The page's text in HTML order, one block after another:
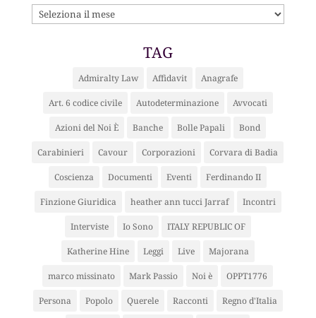
ARCHIVIO
TAG
Admiralty Law Affidavit Anagrafe
Art. 6 codice civile Autodeterminazione Avvocati
Azioni del Noi È Banche Bolle Papali Bond
Carabinieri Cavour Corporazioni Corvara di Badia
Coscienza Documenti Eventi Ferdinando II
Finzione Giuridica heather ann tucci Jarraf Incontri
Interviste Io Sono ITALY REPUBLIC OF
Katherine Hine Leggi Live Majorana
marco missinato Mark Passio Noi è OPPT1776
Persona Popolo Querele Racconti Regno d'Italia